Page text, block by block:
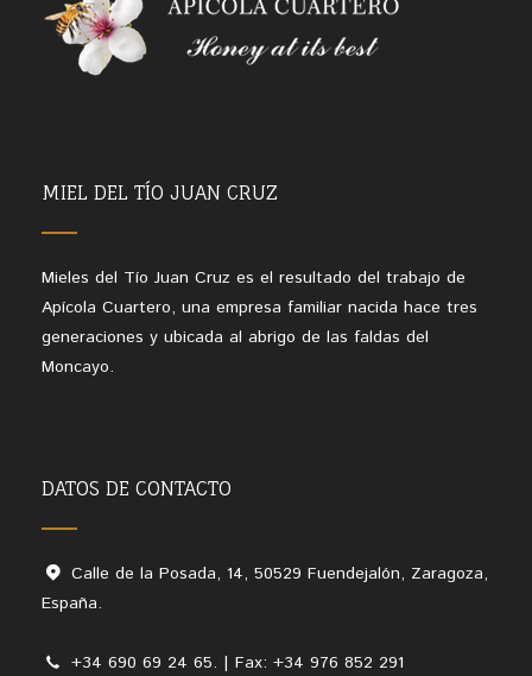
MIEL DEL TÍO JUAN CRUZ
Mieles del Tío Juan Cruz es el resultado del trabajo de
Apícola Cuartero, una empresa familiar nacida hace tres
generaciones y ubicada al abrigo de las faldas del
Moncayo.
DATOS DE CONTACTO
Calle de la Posada, 14, 50529 Fuendejalón, Zaragoza,
España.
+34 690 69 24 65. | Fax: +34 976 852 291